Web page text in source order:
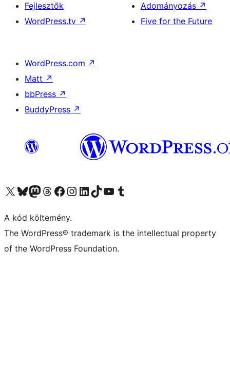
Fejlesztők
WordPress.tv ↗
Adományozás ↗
Five for the Future
WordPress.com ↗
Matt ↗
bbPress ↗
BuddyPress ↗
Visit our X (formerly Twitter) account
Visit our Bluesky account
Twitter csatornánk
Visit our Threads account
Facebook oldalunk megtekintése
Visit our Instagram account
Visit our LinkedIn account
Visit our TikTok account
Visit our YouTube channel
Visit our Tumblr account
A kód költemény.
The WordPress® trademark is the intellectual property
of the WordPress Foundation.